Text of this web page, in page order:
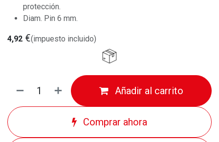
protección.
Diam. Pin 6 mm.
4,92 €(impuesto incluido)
Añadir al carrito
Comprar ahora